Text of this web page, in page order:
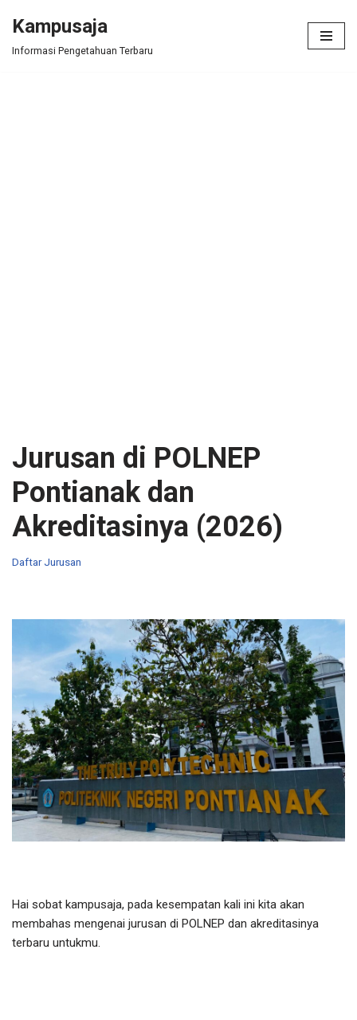
Skip
Kampusaja
Informasi Pengetahuan Terbaru
Jurusan di POLNEP
Pontianak dan
Akreditasinya (2026)
Daftar Jurusan
Hai sobat kampusaja, pada kesempatan kali ini kita akan
membahas mengenai jurusan di POLNEP dan akreditasinya
terbaru untukmu.